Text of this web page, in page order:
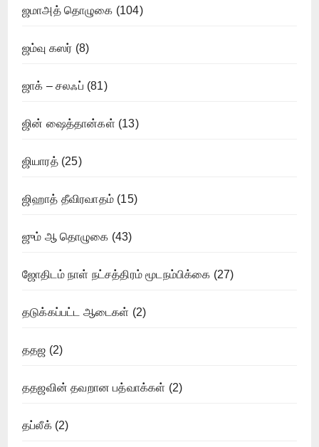
ஜமாஅத் தொழுகை (104)
ஜம்வு கஸர் (8)
ஜாக் – சலஃப் (81)
ஜின் ஷைத்தான்கள் (13)
ஜியாரத்(25)
ஜிஹாத் தீவிரவாதம் (15)
ஜும் ஆ தொழுகை (43)
ஜோதிடம் நாள் நட்சத்திரம் மூடநம்பிக்கை (27)
தடுக்கப்பட்ட ஆடைகள் (2)
ததஜ (2)
ததஜவின் தவறான பத்வாக்கள் (2)
தப்லீக்(2)